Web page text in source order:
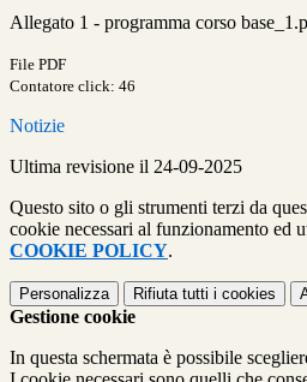
Allegato 1 - programma corso
File PDF
Contatore click: 46
Notizie
Ultima revisione il 24-09-2025
Questo sito o gli strumenti terzi da
cookie necessari al funzionamento ed
COOKIE POLICY.
Personalizza Rifiuta tutti i cookies
Gestione cookie
In questa schermata è possibile